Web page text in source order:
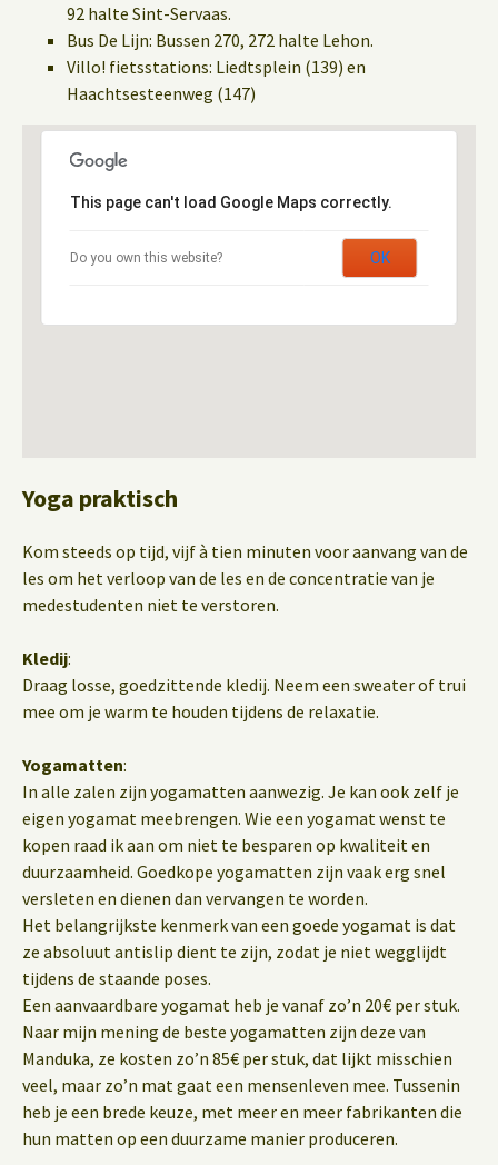
92 halte Sint-Servaas.
Bus De Lijn: Bussen 270, 272 halte Lehon.
Villo! fietsstations: Liedtsplein (139) en
Haachtsesteenweg (147)
This page can't load Google Maps correctly.
Do you own this website? OK
Yoga praktisch
Kom steeds op tijd, vijf à tien minuten voor aanvang van de
les om het verloop van de les en de concentratie van je
medestudenten niet te verstoren.
Kledij:
Draag losse, goedzittende kledij. Neem een sweater of trui
mee om je warm te houden tijdens de relaxatie.
Yogamatten:
In alle zalen zijn yogamatten aanwezig. Je kan ook zelf je
eigen yogamat meebrengen. Wie een yogamat wenst te
kopen raad ik aan om niet te besparen op kwaliteit en
duurzaamheid. Goedkope yogamatten zijn vaak erg snel
versleten en dienen dan vervangen te worden.
Het belangrijkste kenmerk van een goede yogamat is dat
ze absoluut antislip dient te zijn, zodat je niet wegglijdt
tijdens de staande poses.
Een aanvaardbare yogamat heb je vanaf zo’n 20€ per stuk.
Naar mijn mening de beste yogamatten zijn deze van
Manduka, ze kosten zo’n 85€ per stuk, dat lijkt misschien
veel, maar zo’n mat gaat een mensenleven mee. Tussenin
heb je een brede keuze, met meer en meer fabrikanten die
hun matten op een duurzame manier produceren.